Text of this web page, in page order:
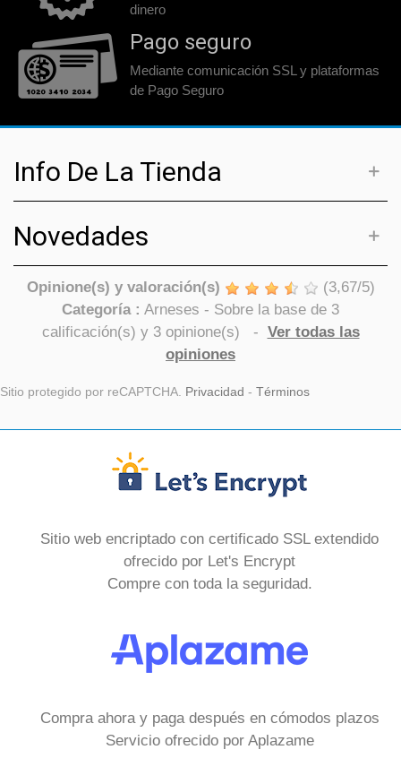
dinero
Pago seguro
Mediante comunicación SSL y plataformas
de Pago Seguro
Info De La Tienda
Novedades
Opinione(s) y valoración(s) (3,67/5)
Categoría : Arneses - Sobre la base de 3
calificación(s) y 3opinione(s) - Ver todas las
opiniones
Sitio protegido por reCAPTCHA. Privacidad - Términos
Sitio web encriptado con certificado SSL extendido
ofrecido por Let's Encrypt
Compre con toda la seguridad.
Compra ahora y paga después en cómodos plazos
Servicio ofrecido por Aplazame